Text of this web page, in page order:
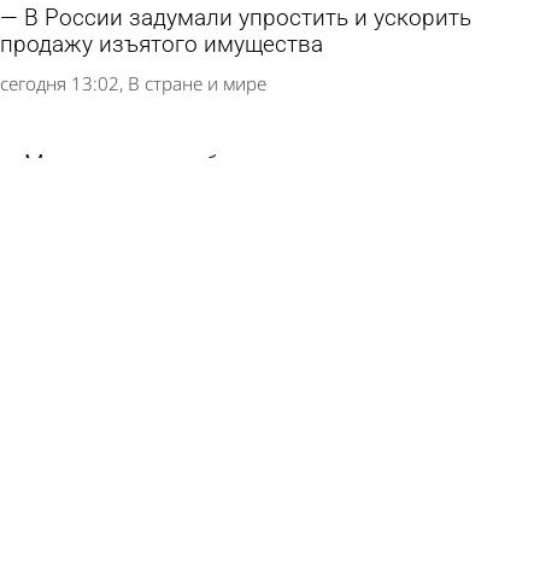
В России задумали упростить и ускорить
продажу изъятого имущества
сегодня 13:02 В стране и мире
Москвичка не забрала чек после покупки и